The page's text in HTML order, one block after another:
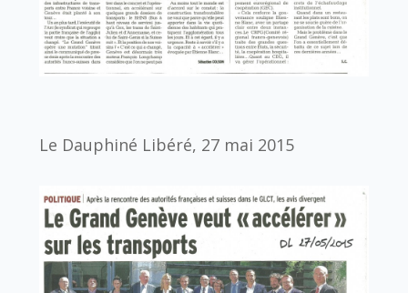
Le Dauphiné Libéré, 27 mai 2015